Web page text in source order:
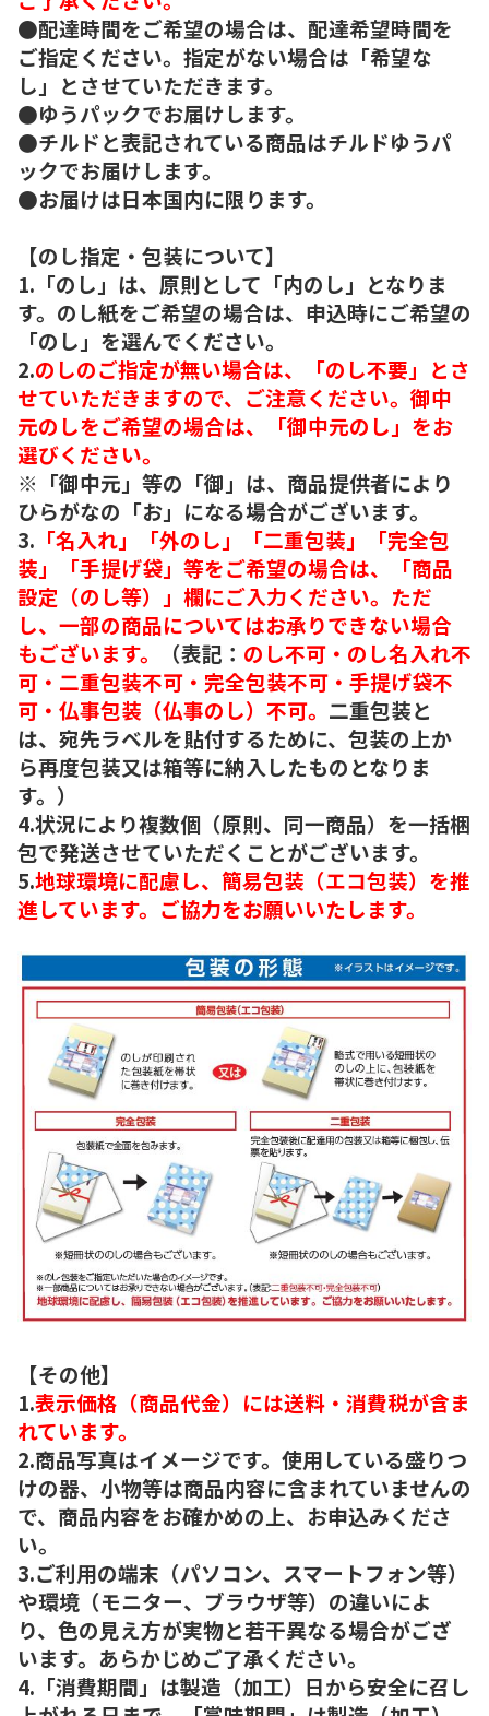
●配達時間をご希望の場合は、配達希望時間を
ご指定ください。指定がない場合は「希望な
し」とさせていただきます。
●ゆうパックでお届けします。
●チルドと表記されている商品はチルドゆうパ
ックでお届けします。
●お届けは日本国内に限ります。
【のし指定・包装について】
1.「のし」は、原則として「内のし」となりま
す。のし紙をご希望の場合は、申込時にご希望の
「のし」を選んでください。
2.のしのご指定が無い場合は、「のし不要」とさ
せていただきますので、ご注意ください。御中
元のしをご希望の場合は、「御中元のし」をお
選びください。
※「御中元」等の「御」は、商品提供者により
ひらがなの「お」になる場合がございます。
3. 「名入れ」「外のし」「二重包装」「完全包
装」「手提げ袋」等をご希望の場合は、「商品
設定（のし等）」欄にご入力ください。ただ
し、一部の商品についてはお承りできない場合
もございます。
（表記： のし不可・のし名入れ不
可・二重包装不可・完全包装不可・手提げ袋不
可・仏事包装（仏事のし）不可。 二重包装と
は、宛先ラベルを貼付するために、包装の上か
ら再度包装又は箱等に納入したものとなりま
す。）
4.状況により複数個（原則、同一商品）を一括梱
包で発送させていただくことがございます。
5.地球環境に配慮し、簡易包装（エコ包装）を推
進しています。ご協力をお願いいたします。
【その他】
1.表示価格（商品代金）には送料・消費税が含ま
れています。
2.商品写真はイメージです。使用している盛りつ
けの器、小物等は商品内容に含まれていませんの
で、商品内容をお確かめの上、お申込みくださ
い。
3.ご利用の端末（パソコン、スマートフォン等）
や環境（モニター、ブラウザ等）の違いによ
り、色の見え方が実物と若干異なる場合がござ
います。あらかじめご了承ください。
4.「消費期間」は製造（加工）日から安全に召し